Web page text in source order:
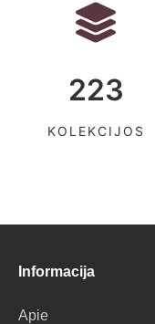
223
KOLEKCIJOS
Informacija
Apie